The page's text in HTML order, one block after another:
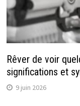
Rêver de voir
significations et
9 juin 2026